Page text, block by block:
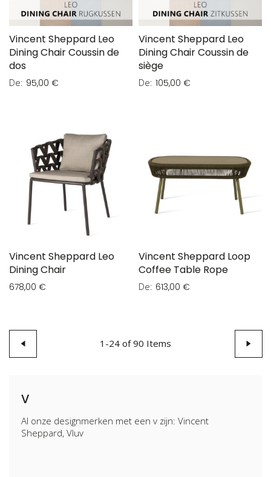
Vincent Sheppard Leo
Dining Chair Coussin de
dos
De 95,00 €
Vincent Sheppard Leo
Dining Chair Coussin de
siège
De 105,00 €
Vincent Sheppard Leo
Dining Chair
678,00 €
Vincent Sheppard Loop
Coffee Table Rope
De 613,00 €
Page
1 -24 of90 Items
v
Al onze designmerken met een v zijn: Vincent
Sheppard, Vluv